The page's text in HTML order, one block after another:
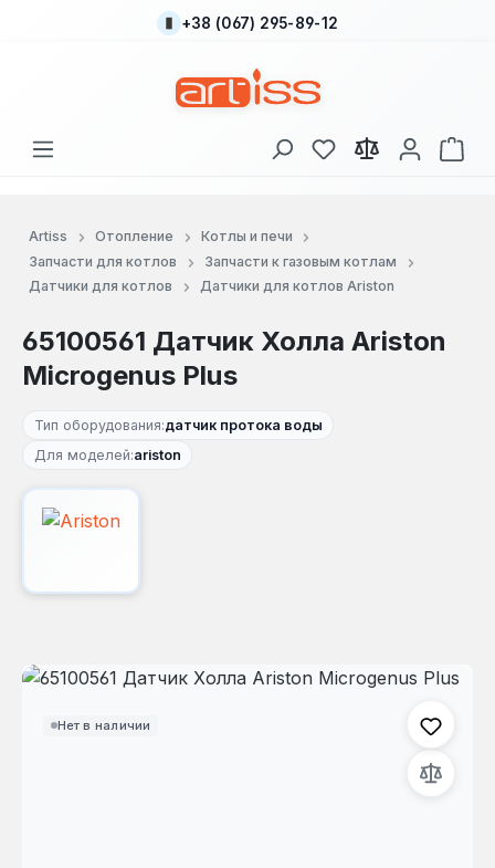
Перейти к основному содержанию
+38 (067) 295-89-12
У вас есть товары
В
Artiss Отопление
Котлы и печи
Запчасти для котлов
Запчасти к газовым котлам
Датчики для котлов
Датчики для котлов Ariston
65100561 Датчик Холла Ariston
Microgenus Plus
Тип оборудования:датчик протока воды
Для моделей:ariston
Нет в наличии
Пропустить галерею изображений